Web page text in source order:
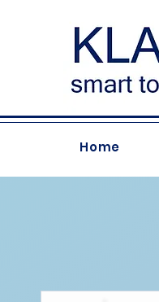
Home